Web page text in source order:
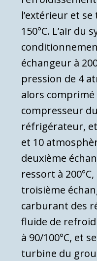
l’extérieur et
150°C. L’air du
échangeur à
pression de 4
alors comprimé
compresseur
réfrigérateur,
et 10
deuxième
ressort à
troisième
carburant des
fluide de
à 90/100°C, et
tur­bine du